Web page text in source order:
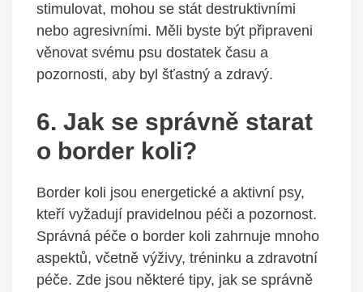
stimulovat, mohou se stát destruktivními
nebo agresivními. Měli byste být připraveni
věnovat svému psu dostatek času a
pozornosti, aby byl šťastný a zdravý.
6. Jak se správně starat
o border koli?
Border koli jsou energetické a aktivní psy,
kteří vyžadují pravidelnou péči a pozornost.
Správná péče o border koli zahrnuje mnoho
aspektů, včetně výživy, tréninku a zdravotní
péče. Zde jsou některé tipy, jak se správně